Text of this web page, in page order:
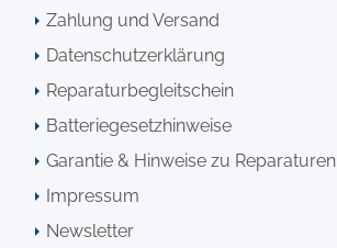
Zahlung und Versand
Datenschutzerklärung
Reparaturbegleitschein
Batteriegesetzhinweise
Garantie & Hinweise zu Reparaturen
Impressum
Newsletter